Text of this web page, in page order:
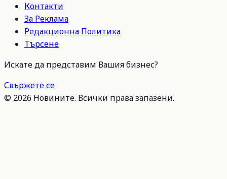
Контакти
За Реклама
Редакционна Политика
Търсене
Искате да представим Вашия бизнес?
Свържете се
© 2026 Новините. Всички права запазени.